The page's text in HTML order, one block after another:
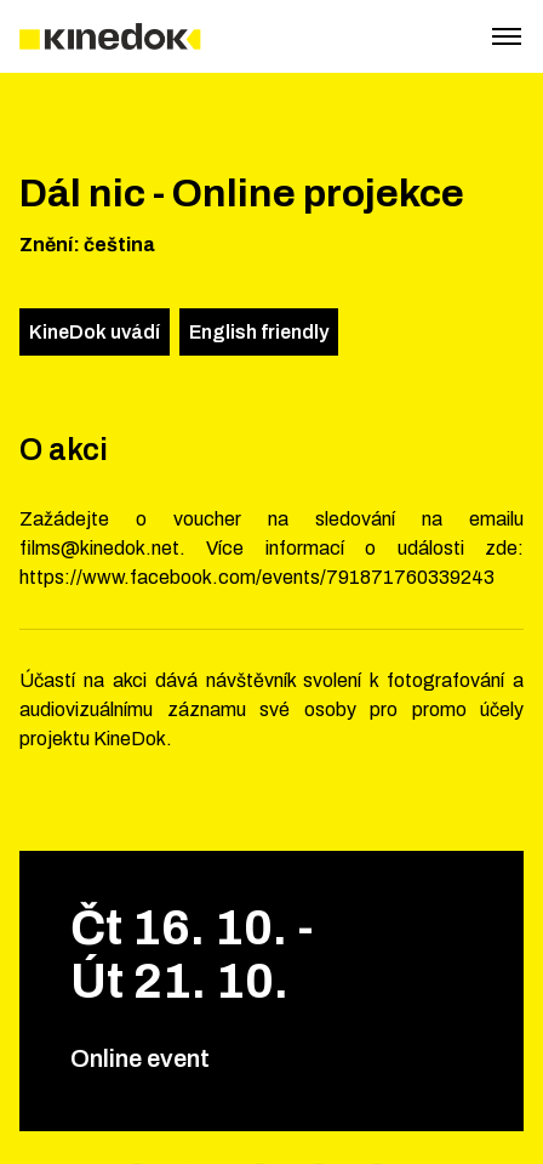
Dál nic - Online projekce
Znění: čeština
KineDok uvádí English friendly
O akci
Zažádejte o voucher na sledování na emailu
films@kinedok.net. Více informací o události zde:
https://www.facebook.com/events/791871760339243
Účastí na akci dává návštěvník svolení k fotografování a
audiovizuálnímu záznamu své osoby pro promo účely
projektu KineDok.
Čt 16. 10. -
Út 21. 10.
Online event